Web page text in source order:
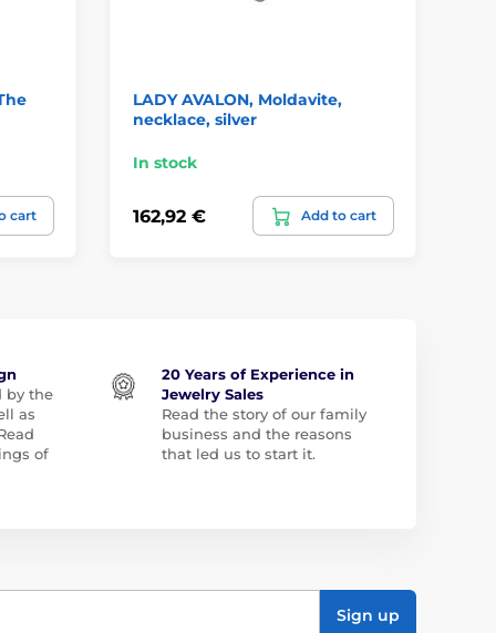
cart
LADY AVALON, Moldavite,
necklace, silver
In stock
162,92 € Add to cart
by the
as
of
20 Years of Experience in
Jewelry Sales
Read the story of our family
business and the reasons
that led us to start it.
Sign up